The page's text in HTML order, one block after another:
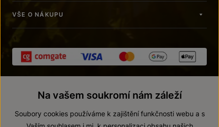
VŠE O NÁKUPU
Na vašem soukromí nám záleží
Soubory cookies používáme k zajištění funkčnosti webu a s